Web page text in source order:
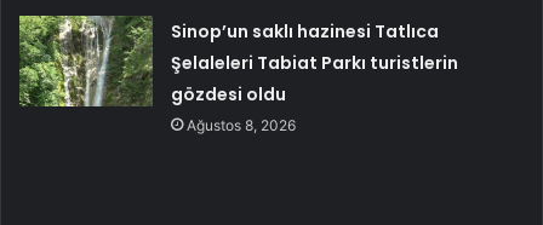
Sinop’un saklı hazinesi Tatlıca
Şelaleleri Tabiat Parkı turistlerin
gözdesi oldu
Ağustos 8, 2026